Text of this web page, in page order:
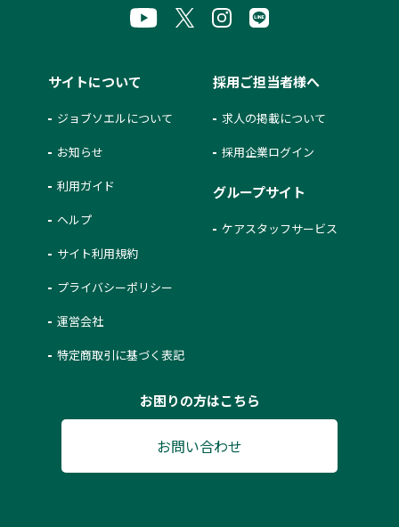
サイトについて
ジョブソエルについて
お知らせ
利用ガイド
ヘルプ
サイト利用規約
プライバシーポリシー
運営会社
特定商取引に基づく表記
採用ご担当者様へ
求人の掲載について
採用企業ログイン
グループサイト
ケアスタッフサービス
お困りの方はこちら
お問い合わせ